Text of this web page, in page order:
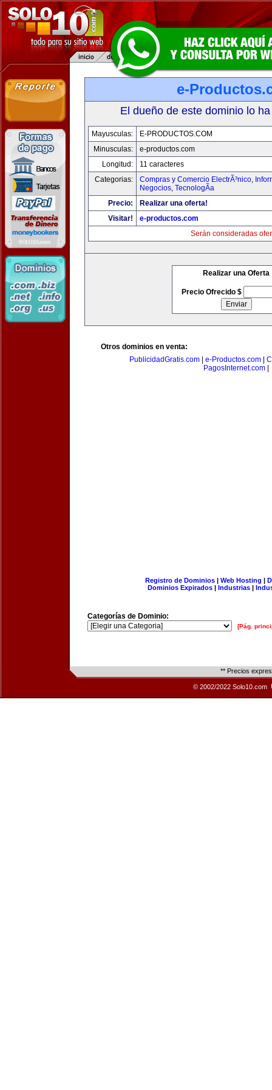
e-
El dueño de este dominio lo
Mayusculas:
E-PRODUCTOS.COM
Minusculas:
e-productos.com
Longitud:
11 caracteres
Categorias:
Compras y Comercio ElectrÃ³nico,
Negocios, TecnologÃ­a
Precio:
Realizar una oferta!
Visitar!
e-productos.com
Serán consideradas
Realizar una Oferta
Precio Ofrecido $
Otros dominios en venta:
PublicidadGratis.com
e-Productos.com
PagosInternet.com
Registro de Dominios| Web Hosting |
Dominios Expirados | Industrias |
Categorías de Dominio:
[Pág.
** Precios
© 2002/2022 Solo10.com